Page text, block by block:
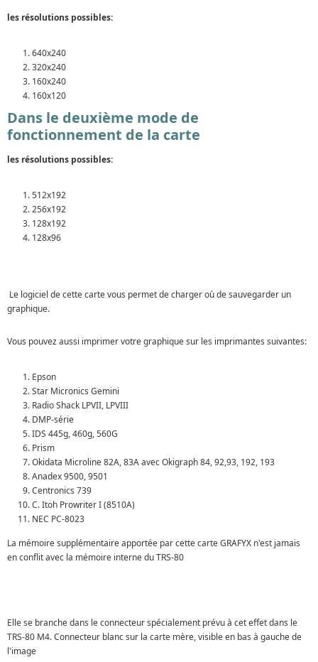
les résolutions possibles:
640x240
320x240
160x240
160x120
Dans le deuxième mode de
fonctionnement de la carte
les résolutions possibles:
512x192
256x192
128x192
128x96
Le logiciel de cette carte vous permet de charger où de sauvegarder un
graphique.
Vous pouvez aussi imprimer votre graphique sur les imprimantes suivantes:
Epson
Star Micronics Gemini
Radio Shack LPVII, LPVIII
DMP-série
IDS 445g, 460g, 560G
Prism
Okidata Microline 82A, 83A avec Okigraph 84, 92,93, 192, 193
Anadex 9500, 9501
Centronics 739
C. Itoh Prowriter I (8510A)
NEC PC-8023
La mémoire supplémentaire apportée par cette carte GRAFYX n'est jamais
en conflit avec la mémoire interne du TRS-80
Elle se branche dans le connecteur spécialement prévu à cet effet dans le
TRS-80 M4. Connecteur blanc sur la carte mère, visible en bas à gauche de
l'image